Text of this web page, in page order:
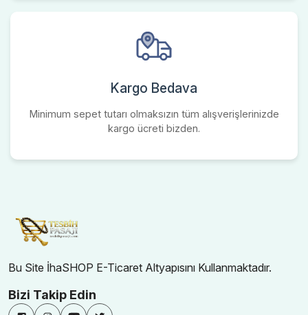
Kargo Bedava
Minimum sepet tutarı olmaksızın tüm alışverişlerinizde
kargo ücreti bizden.
Bu Site İhaSHOP E-Ticaret Altyapısını Kullanmaktadır.
Bizi Takip Edin